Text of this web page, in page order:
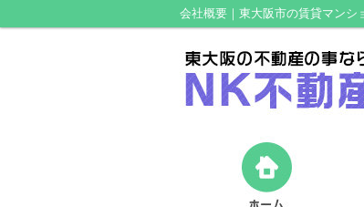
会社概要｜東大阪市の賃貸マンシ